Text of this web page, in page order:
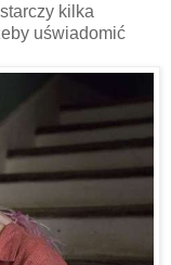
kilka
uświadomić